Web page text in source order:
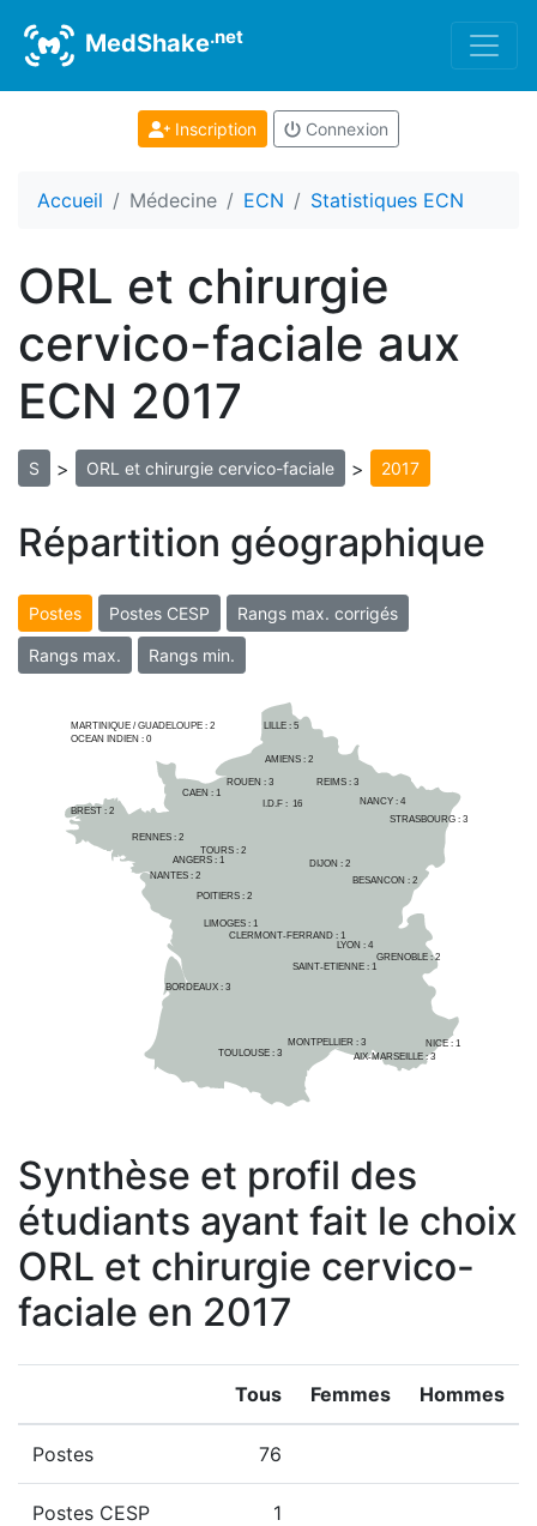
MedShake.net
Inscription Connexion
Accueil Médecine ECN Statistiques ECN
ORL et chirurgie
cervico-faciale aux
ECN 2017
S > ORL et chirurgie cervico-faciale > 2017
Répartition géographique
Postes Postes CESP Rangs max. corrigés
Rangs max. Rangs min.
AMIENS : 2
LILLE : 5
I.D.F : 16
AIX-MARSEILLE : 3
ANGERS : 1
MARTINIQUE / GUADELOUPE : 2
OCEAN INDIEN : 0
BESANCON : 2
BORDEAUX : 3
BREST : 2
CAEN : 1
CLERMONT-FERRAND : 1
DIJON : 2
GRENOBLE : 2
LIMOGES : 1
LYON : 4
MONTPELLIER : 3
NANCY : 4
NANTES : 2
NICE : 1
POITIERS : 2
REIMS : 3
RENNES : 2
ROUEN : 3
SAINT-ETIENNE : 1
STRASBOURG : 3
TOULOUSE : 3
TOURS : 2
Synthèse et profil des
étudiants ayant fait le choix
ORL et chirurgie cervico-
faciale en 2017
Tous Femmes Hommes
Postes 76
Postes CESP 1